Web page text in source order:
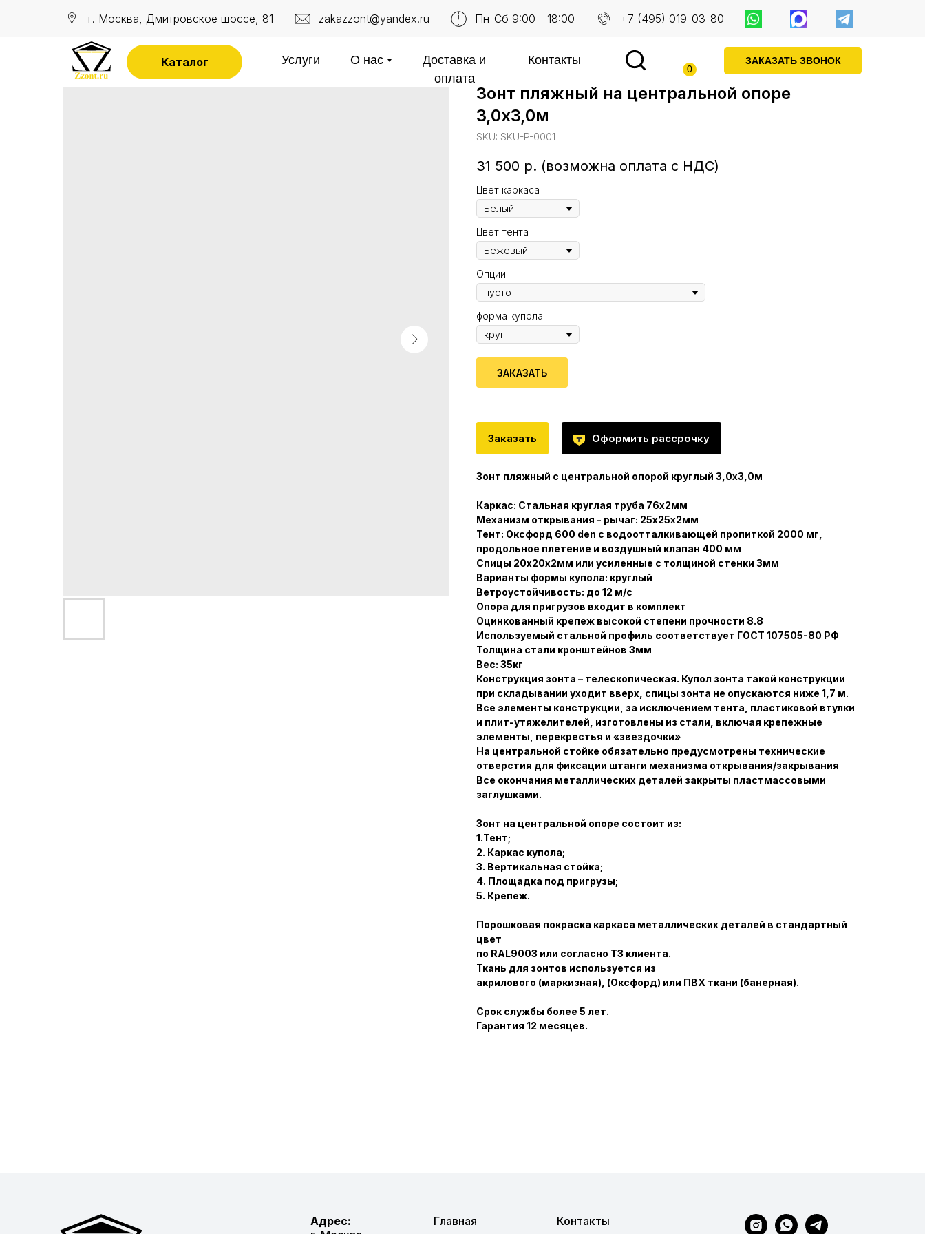
г. Москва, Дмитровское шоссе, 81 zakazzont@yandex.ru Пн-Сб 9:00 - 18:00 +7 (495) 019-03-80
Контакты
Доставка и
оплата
О нас
Услуги ЗАКАЗАТЬ ЗВОНОК
0
Каталог
Зонт пляжный на центральной опоре
3,0х3,0м
SKU: SKU-P-0001
31 500 р. (возможна оплата с НДС)
Цвет каркаса
Цвет тента
Опции
форма купола
ЗАКАЗАТЬ
Заказать Оформить рассрочку
Зонт пляжный с центральной опорой круглый 3,0х3,0м
Каркас: Стальная круглая труба 76х2мм
Механизм открывания - рычаг: 25х25х2мм
Тент: Оксфорд 600 den с водоотталкивающей пропиткой 2000 мг,
продольное плетение и воздушный клапан 400 мм
Спицы 20х20х2мм или усиленные с толщиной стенки 3мм
Варианты формы купола: круглый
Ветроустойчивость: до 12 м/с
Опора для пригрузов входит в комплект
Оцинкованный крепеж высокой степени прочности 8.8
Используемый стальной профиль соответствует ГОСТ 107505-80 РФ
Толщина стали кронштейнов 3мм
Вес: 35кг
Конструкция зонта – телескопическая. Купол зонта такой конструкции
при складывании уходит вверх, спицы зонта не опускаются ниже 1,7 м.
Все элементы конструкции, за исключением тента, пластиковой втулки
и плит-утяжелителей, изготовлены из стали, включая крепежные
элементы, перекрестья и «звездочки»
На центральной стойке обязательно предусмотрены технические
отверстия для фиксации штанги механизма открывания/закрывания
Все окончания металлических деталей закрыты пластмассовыми
заглушками.
Зонт на центральной опоре состоит из:
1.Тент;
2. Каркас купола;
3. Вертикальная стойка;
4. Площадка под пригрузы;
5. Крепеж.
Порошковая покраска каркаса металлических деталей в стандартный
цвет
по RAL9003 или согласно ТЗ клиента.
Ткань для зонтов используется из
акрилового (маркизная), (Оксфорд) или ПВХ ткани (банерная).
Срок службы более 5 лет.
Гарантия 12 месяцев.
Адрес:
Главная Контакты